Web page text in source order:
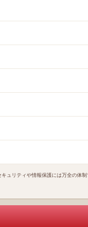
キュリティや情報保護には万全の体制